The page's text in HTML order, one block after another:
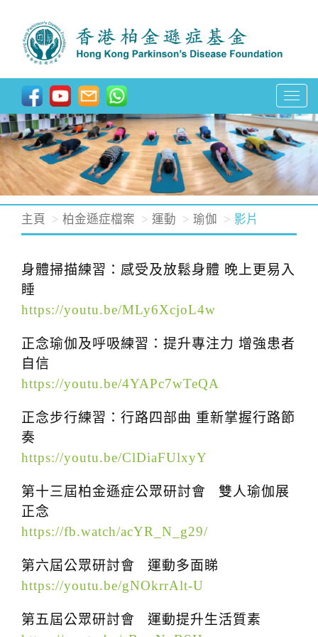
T
o
g
g
l
e
a
i
i
主頁 柏金遜症檔案 運動 瑜伽 影片
身體掃描練習：感受及放鬆身體 晚上更易入
睡
https://youtu.be/MLy6XcjoL4w
正念瑜伽及呼吸練習：提升專注力 增強患者
自信
https://youtu.be/4YAPc7wTeQA
正念步行練習：行路四部曲 重新掌握行路節
奏
https://youtu.be/ClDiaFUlxyY
第十三屆柏金遜症公眾研討會 雙人瑜伽展
正念
https://fb.watch/acYR_N_g29/
第六屆公眾研討會 運動多面睇
https://youtu.be/gNOkrrAlt-U
第五屆公眾研討會 運動提升生活質素